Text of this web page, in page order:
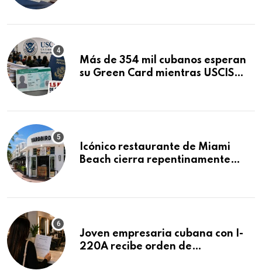
Más de 354 mil cubanos esperan
su Green Card mientras USCIS
Icónico restaurante de Miami
Beach cierra repentinamente
Joven empresaria cubana con I-
220A recibe orden de